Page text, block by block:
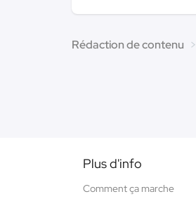
Rédaction de contenu
Plus d'info
Comment ça marche